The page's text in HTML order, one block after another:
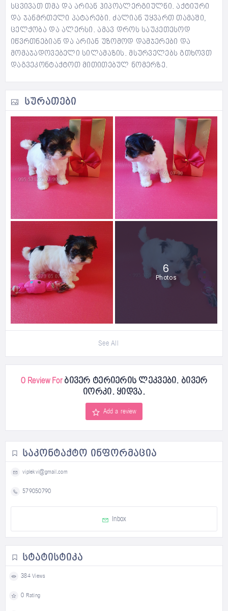
სცვივათ თმა და არიან ჰიპოალერგიულნი. აქტიური
და ჯანმრთელი პატარები. ძალიან უყვართ თამაში,
ცელქობა და ალერსი. ამავ დროს საუკეთესოდ
იწვრთნებიან და არიან უზომოდ დამჯერები და
მომაჯადოვებელი სილამაზის. მსურველებს გთხოვთ
დაგვეკონტაქტოთ მითითებულ ნომერზე.
ᲡᲣᲠᲐᲗᲔᲑᲘ
6
Photos
See All
0 Review Forბივერ ტერიერის ლეკვები. ბივერ
იორკი. ყიდვა.
Add a review
ᲡᲐᲙᲝᲜᲢᲐᲥᲢᲝ ᲘᲜᲤᲝᲠᲛᲐᲪᲘᲐ
viplekvi@gmail.com
579050790
Inbox
ᲡᲢᲐᲢᲘᲡᲢᲘᲙᲐ
384 Views
0 Rating